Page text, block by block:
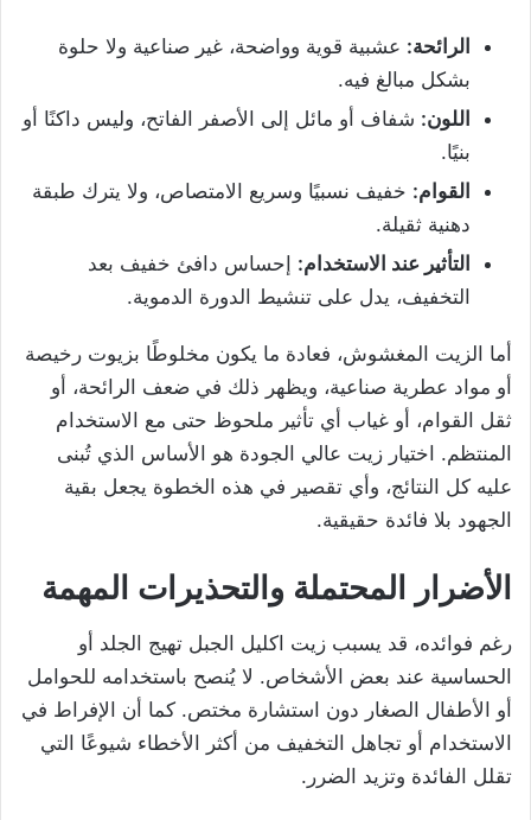
الرائحة: عشبية قوية وواضحة، غير صناعية ولا حلوة
بشكل مبالغ فيه.
اللون: شفاف أو مائل إلى الأصفر الفاتح، وليس داكنًا أو
بنيًا.
القوام: خفيف نسبيًا وسريع الامتصاص، ولا يترك طبقة
دهنية ثقيلة.
التأثير عند الاستخدام: إحساس دافئ خفيف بعد
التخفيف، يدل على تنشيط الدورة الدموية.
أما الزيت المغشوش، فعادة ما يكون مخلوطًا بزيوت رخيصة
أو مواد عطرية صناعية، ويظهر ذلك في ضعف الرائحة، أو
ثقل القوام، أو غياب أي تأثير ملحوظ حتى مع الاستخدام
المنتظم. اختيار زيت عالي الجودة هو الأساس الذي تُبنى
عليه كل النتائج، وأي تقصير في هذه الخطوة يجعل بقية
الجهود بلا فائدة حقيقية.
الأضرار المحتملة والتحذيرات المهمة
رغم فوائده، قد يسبب زيت اكليل الجبل تهيج الجلد أو
الحساسية عند بعض الأشخاص. لا يُنصح باستخدامه للحوامل
أو الأطفال الصغار دون استشارة مختص. كما أن الإفراط في
الاستخدام أو تجاهل التخفيف من أكثر الأخطاء شيوعًا التي
تقلل الفائدة وتزيد الضرر.